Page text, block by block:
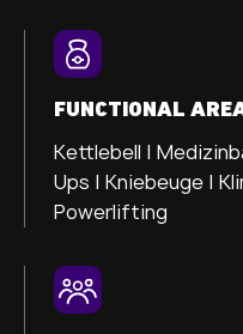
FUNCTIONAL
Kettlebell |
Ups | Kniebeuge |
Powerlifting